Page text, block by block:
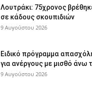
Λουτράκι: 75χρονος
σε κάδους σκουπιδιών
9 Αυγούστου 2026
Ειδικό πρόγραμμα
για ανέργους με μισθό άνω
9 Αυγούστου 2026